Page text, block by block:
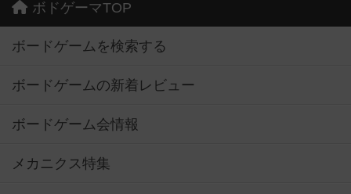
ボドゲーマTOP
ボードゲームを検索する
ボードゲームの新着レビュー
ボードゲーム会情報
メカニクス特集